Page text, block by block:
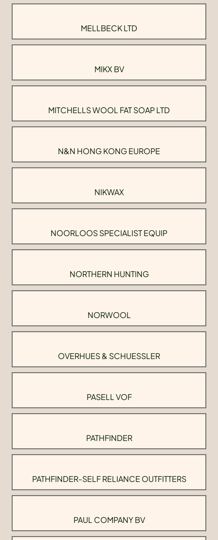
MELLBECK LTD
MIKX BV
MITCHELLS WOOL FAT SOAP LTD
N&N HONG KONG EUROPE
NIKWAX
NOORLOOS SPECIALIST EQUIP
NORTHERN HUNTING
NORWOOL
OVERHUES & SCHUESSLER
PASELL VOF
PATHFINDER
PATHFINDER-SELF RELIANCE OUTFITTERS
PAUL COMPANY BV